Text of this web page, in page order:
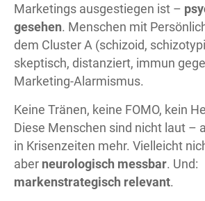
Marketings ausgestiegen ist –
gesehen. Menschen mit
dem Cluster A (schizoid,
skeptisch, distanziert, immun
Marketing-Alarmismus.
Keine Tränen, keine FOMO, kein
Diese Menschen sind nicht laut –
in Krisenzeiten mehr. Vielleicht
aber neurologisch messbar. Und:
markenstrategisch relevant.